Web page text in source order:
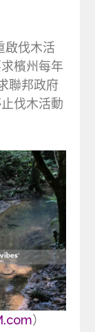
啟伐木活
檳州每年
聯邦政府
伐木活動
）